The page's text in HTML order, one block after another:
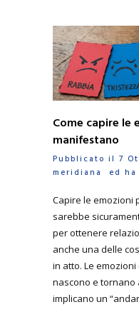
Come capire le
manifestano
Pubblicato il 7
meridiana
ed ha
Capire le emozioni
sarebbe
per ottenere
anche una delle
in atto. Le
nascono e tornano
implicano un